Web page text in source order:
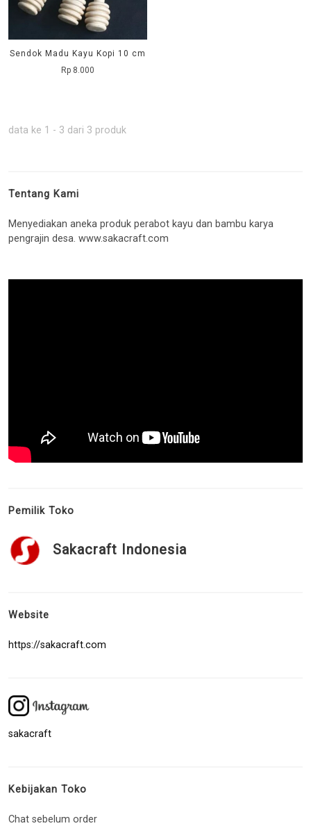
Sendok Madu Kayu Kopi 10 cm
Rp 8.000
data ke 1 - 3 dari 3 produk
Tentang Kami
Menyediakan aneka produk perabot kayu dan bambu karya
pengrajin desa. www.sakacraft.com
Pemilik Toko
Sakacraft Indonesia
Website
https://sakacraft.com
sakacraft
Kebijakan Toko
Chat sebelum order